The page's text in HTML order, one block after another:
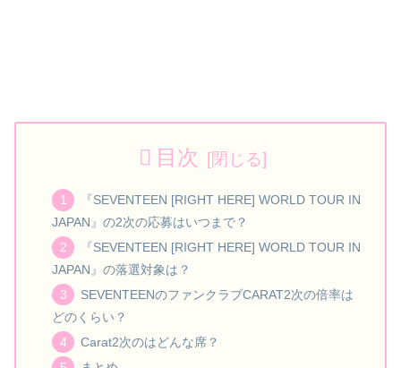
目次
『SEVENTEEN [RIGHT HERE] WORLD TOUR IN
JAPAN』の2次の応募はいつまで？
『SEVENTEEN [RIGHT HERE] WORLD TOUR IN
JAPAN』の落選対象は？
SEVENTEENのファンクラブCARAT2次の倍率は
どのくらい？
Carat2次のはどんな席？